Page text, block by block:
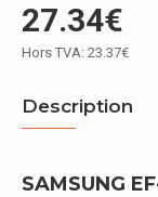
27.34€
Hors TVA: 23.37€
Description
SAMSUNG